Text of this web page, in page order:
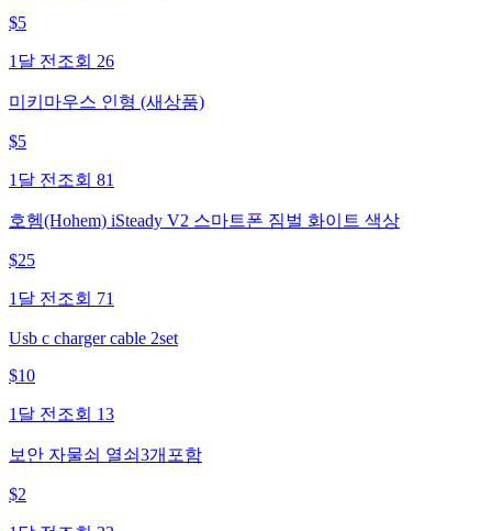
$5
1달 전 조회 26
미키마우스 인형 (새상품)
$5
1달 전 조회 81
호헴(Hohem) iSteady V2 스마트폰 짐벌 화이트 색상
$25
1달 전 조회 71
Usb c charger cable 2set
$10
1달 전 조회 13
보안 자물쇠 열쇠3개포함
$2